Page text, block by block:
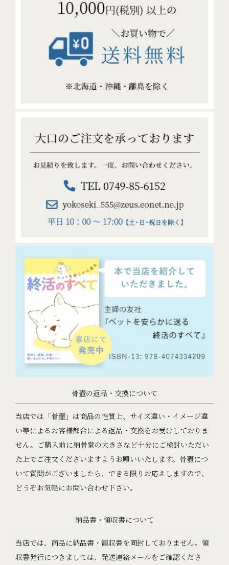
骨壺の返品・交換について
当店では「骨壺」は商品の性質上、サイズ違い・イメージ違
い等によるお客様都合による返品・交換をお受けしておりま
せん。ご購入前に納骨堂の大きさなど十分にご検討いただい
た上でご注文くださいますようお願いいたします。骨壺につ
いて質問がございましたら、できる限りお応えしますので、
どうぞお気軽にお問い合わせ下さい。
納品書・領収書について
当店では、商品に納品書・領収書を同封しておりません。領
収書発行につきましては、発送連絡メールをご確認くださ